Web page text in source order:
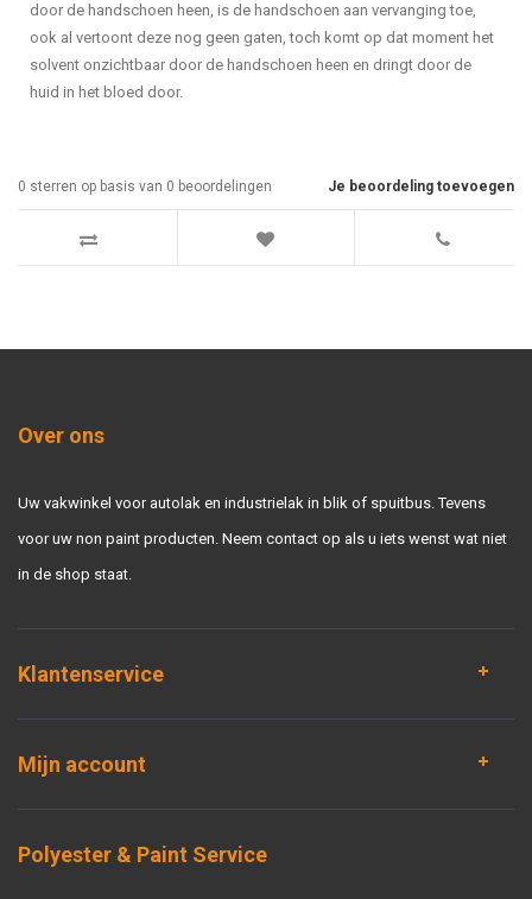
door de handschoen heen, is de handschoen aan vervanging toe,
ook al vertoont deze nog geen gaten, toch komt op dat moment het
solvent onzichtbaar door de handschoen heen en dringt door de
huid in het bloed door.
Je beoordeling toevoegen
0 sterren op basis van 0 beoordelingen
Over ons
Uw vakwinkel voor autolak en industrielak in blik of spuitbus. Tevens
voor uw non paint producten. Neem contact op als u iets wenst wat niet
in de shop staat.
Klantenservice
Mijn account
Polyester & Paint Service